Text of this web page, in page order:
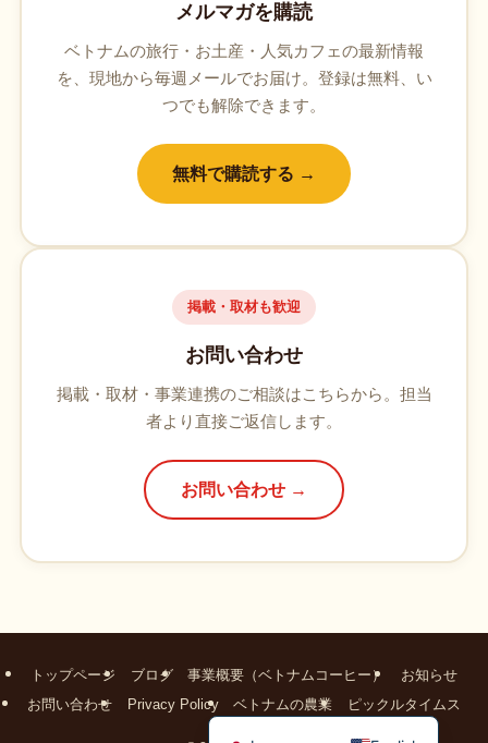
メルマガを購読
ベトナムの旅行・お土産・人気カフェの最新情報
を、現地から毎週メールでお届け。登録は無料、い
つでも解除できます。
無料で購読する →
掲載・取材も歓迎
お問い合わせ
掲載・取材・事業連携のご相談はこちらから。担当
者より直接ご返信します。
お問い合わせ →
トップページ ブログ 事業概要（ベトナムコーヒー）
お知らせ
お問い合わせ
Privacy Policy ベトナムの農業 ピックルタイムス